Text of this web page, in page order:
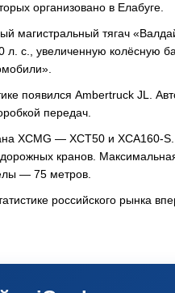
организовано в Елабуге.
тягач
с., увеличенную колёсную
появился Ambertruck JL.
передач.
XCMG — XCT50 и XCA160-
кранов.
— 75 метров.
российского рынка